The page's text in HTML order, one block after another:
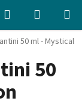
Keresés KOSÁR
50 ml - Mystical
50